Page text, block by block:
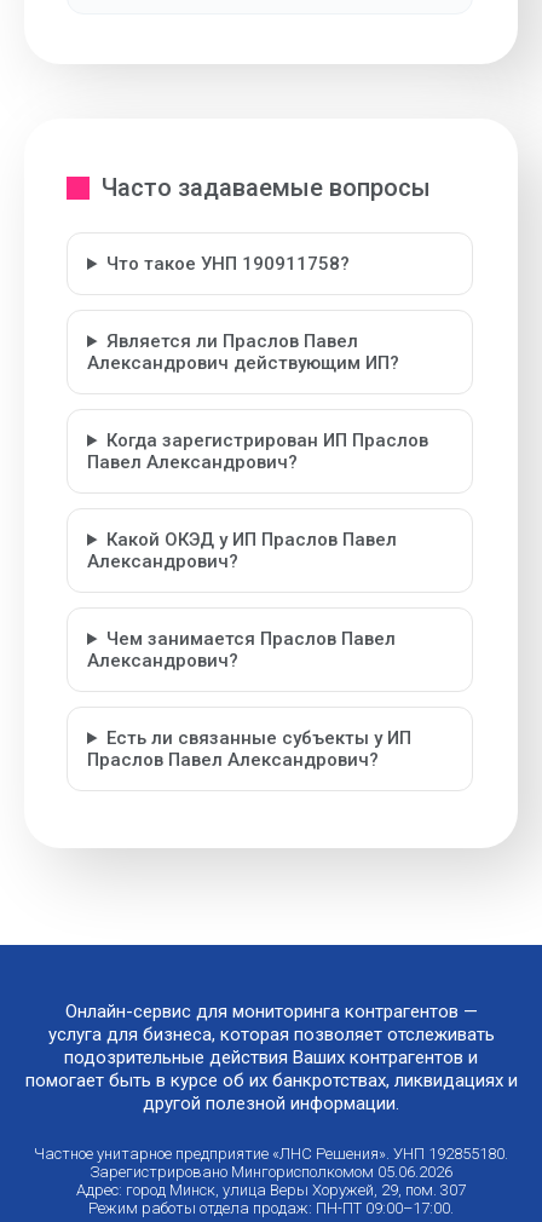
Часто задаваемые вопросы
Что такое УНП 190911758?
Является ли Праслов Павел
Александрович действующим ИП?
Когда зарегистрирован ИП Праслов
Павел Александрович?
Какой ОКЭД у ИП Праслов Павел
Александрович?
Чем занимается Праслов Павел
Александрович?
Есть ли связанные субъекты у ИП
Праслов Павел Александрович?
Онлайн-сервис для мониторинга контрагентов —
услуга для бизнеса, которая позволяет отслеживать
подозрительные действия Ваших контрагентов и
помогает быть в курсе об их банкротствах, ликвидациях и
другой полезной информации.
Частное унитарное предприятие «ЛНС Решения». УНП 192855180.
Зарегистрировано Мингорисполкомом 05.06.2026
Адрес: город Минск, улица Веры Хоружей, 29, пом. 307
Режим работы отдела продаж: ПН-ПТ 09:00–17:00.